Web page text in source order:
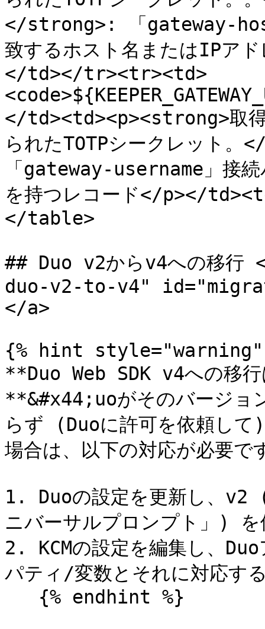
</strong>: 「gateway-
致するホスト名またはIPア
</td></tr><tr><td>
</td><td><p><strong>取
られたTOTPシークレット
「gateway-username」接
を持つレコード</p></
</table>
## Duo v2からv4への移
duo-v2-to-v4"
</a>
{% hint style="warning"
**Duo Web SDK v4への移
**&#x44;uoがそのバージョ
らず (Duoに許可を依頼して
場合は、以下の対応が必要で
1. Duoの設定を更新し、
ニバーサルプロンプト」) を
2. KCMの設定を編集し、
パティ/変数とそれに対応す